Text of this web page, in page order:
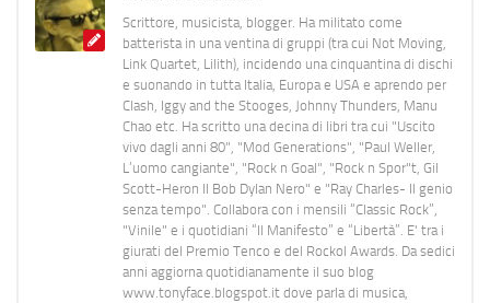
Scrittore, musicista, blogger. Ha militato come
batterista in una ventina di gruppi (tra cui Not Moving,
Link Quartet, Lilith), incidendo una cinquantina di dischi
e suonando in tutta Italia, Europa e USA e aprendo per
Clash, Iggy and the Stooges, Johnny Thunders, Manu
Chao etc. Ha scritto una decina di libri tra cui "Uscito
vivo dagli anni 80", "Mod Generations", "Paul Weller,
L’uomo cangiante", "Rock n Goal", "Rock n Spor"t, Gil
Scott-Heron Il Bob Dylan Nero" e "Ray Charles- Il genio
senza tempo". Collabora con i mensili “Classic Rock”,
"Vinile" e i quotidiani “Il Manifesto” e “Libertà”. E' tra i
giurati del Premio Tenco e del Rockol Awards. Da sedici
anni aggiorna quotidianamente il suo blog
www.tonyface.blogspot.it dove parla di musica,